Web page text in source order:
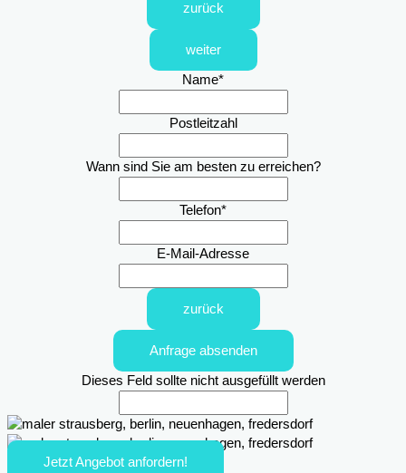
zurück
weiter
Name*
Postleitzahl
Wann sind Sie am besten zu erreichen?
Telefon*
E-Mail-Adresse
zurück
Anfrage absenden
Dieses Feld sollte nicht ausgefüllt werden
Jetzt Angebot anfordern!